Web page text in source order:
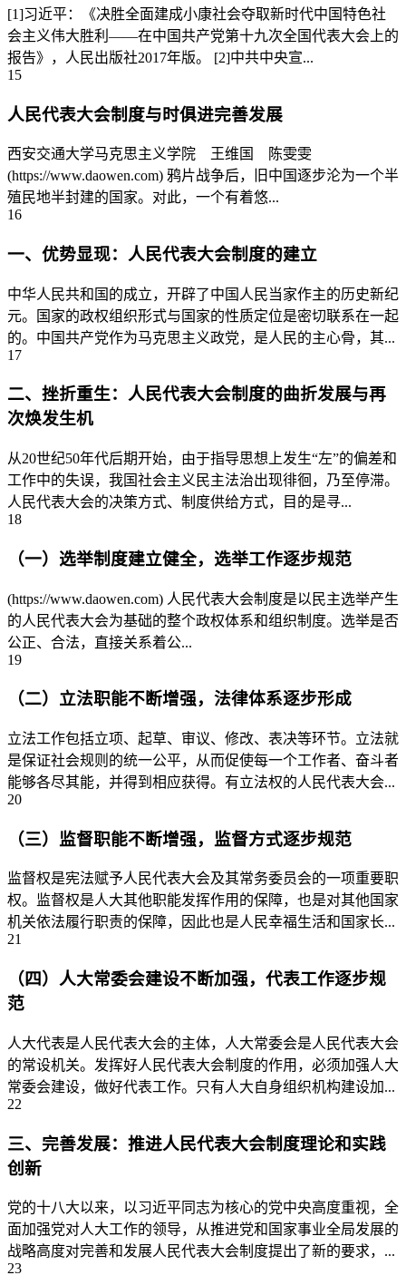
[1]习近平：《决胜全面建成小康社会夺取新时代中国特色社
会主义伟大胜利——在中国共产党第十九次全国代表大会上的
报告》，人民出版社2017年版。 [2]中共中央宣...
15
人民代表大会制度与时俱进完善发展
西安交通大学马克思主义学院 王维国 陈雯雯
(https://www.daowen.com) 鸦片战争后，旧中国逐步沦为一个半
殖民地半封建的国家。对此，一个有着悠...
16
一、优势显现：人民代表大会制度的建立
中华人民共和国的成立，开辟了中国人民当家作主的历史新纪
元。国家的政权组织形式与国家的性质定位是密切联系在一起
的。中国共产党作为马克思主义政党，是人民的主心骨，其...
17
二、挫折重生：人民代表大会制度的曲折发展与再
次焕发生机
从20世纪50年代后期开始，由于指导思想上发生“左”的偏差和
工作中的失误，我国社会主义民主法治出现徘徊，乃至停滞。
人民代表大会的决策方式、制度供给方式，目的是寻...
18
（一）选举制度建立健全，选举工作逐步规范
(https://www.daowen.com) 人民代表大会制度是以民主选举产生
的人民代表大会为基础的整个政权体系和组织制度。选举是否
公正、合法，直接关系着公...
19
（二）立法职能不断增强，法律体系逐步形成
立法工作包括立项、起草、审议、修改、表决等环节。立法就
是保证社会规则的统一公平，从而促使每一个工作者、奋斗者
能够各尽其能，并得到相应获得。有立法权的人民代表大会...
20
（三）监督职能不断增强，监督方式逐步规范
监督权是宪法赋予人民代表大会及其常务委员会的一项重要职
权。监督权是人大其他职能发挥作用的保障，也是对其他国家
机关依法履行职责的保障，因此也是人民幸福生活和国家长...
21
（四）人大常委会建设不断加强，代表工作逐步规
范
人大代表是人民代表大会的主体，人大常委会是人民代表大会
的常设机关。发挥好人民代表大会制度的作用，必须加强人大
常委会建设，做好代表工作。只有人大自身组织机构建设加...
22
三、完善发展：推进人民代表大会制度理论和实践
创新
党的十八大以来，以习近平同志为核心的党中央高度重视，全
面加强党对人大工作的领导，从推进党和国家事业全局发展的
战略高度对完善和发展人民代表大会制度提出了新的要求，...
23